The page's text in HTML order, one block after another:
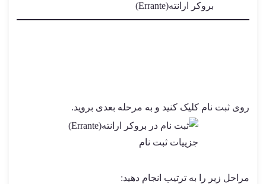
بروکر ارانته(Errante)
روی ثبت نام کلیک کنید و به مرحله بعدی بروید.
جزییات ثبت نام
مراحل زیر را به ترتیب انجام دهید: